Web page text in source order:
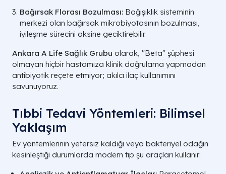
Bağırsak Florası Bozulması: Bağışıklık sisteminin
merkezi olan bağırsak mikrobiyotasının bozulması,
iyileşme sürecini aksine geciktirebilir.
Ankara A Life Sağlık Grubu olarak, "Beta" şüphesi
olmayan hiçbir hastamıza klinik doğrulama yapmadan
antibiyotik reçete etmiyor; akılcı ilaç kullanımını
savunuyoruz.
Tıbbi Tedavi Yöntemleri: Bilimsel
Yaklaşım
Ev yöntemlerinin yetersiz kaldığı veya bakteriyel odağın
kesinleştiği durumlarda modern tıp şu araçları kullanır: